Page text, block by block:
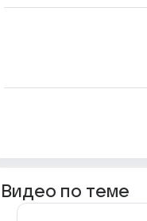
Видео по теме